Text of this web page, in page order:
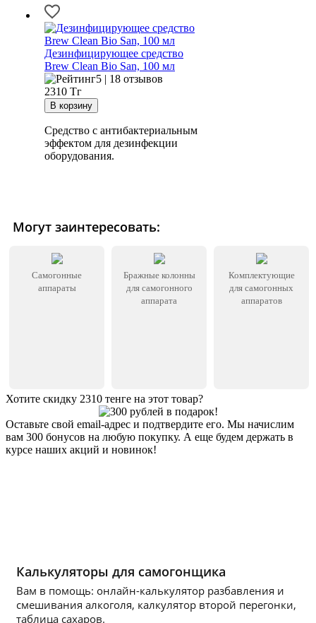
Дезинфицирующее средство
Brew Clean Bio San, 100 мл
5 | 18 отзывов
2310 Тг
Средство с антибактериальным
эффектом для дезинфекции
оборудования.
Могут заинтересовать:
Самогонные
аппараты
Бражные колонны
для самогонного
аппарата
Комплектующие
для самогонных
аппаратов
Хотите скидку 2310 тенге на этот товар?
Оставьте свой email-адрес и подтвердите его. Мы начислим
вам 300 бонусов на любую покупку. А еще будем держать в
курсе наших акций и новинок!
Калькуляторы для самогонщика
Вам в помощь: онлайн-калькулятор разбавления и
смешивания алкоголя, калкулятор второй перегонки,
таблица сахаров.